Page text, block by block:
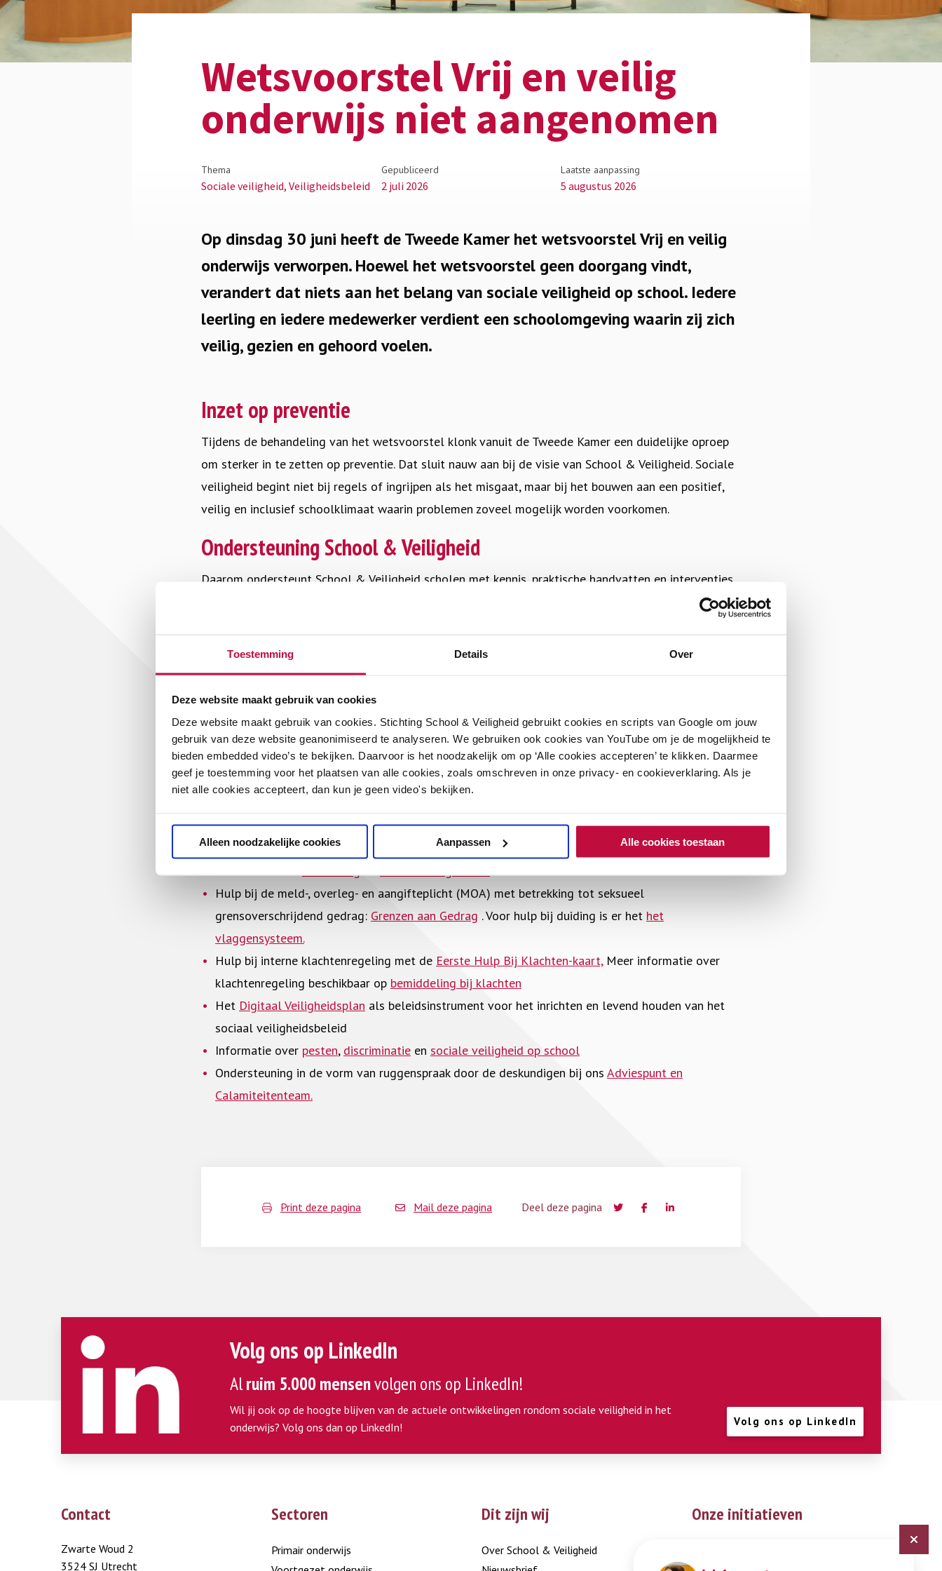
Toestemming Details Over
Deze website maakt gebruik van cookies
Deze website maakt gebruik van cookies. Stichting School & Veiligheid gebruikt cookies en scripts van Google om jouw
gebruik van deze website geanonimiseerd te analyseren. We gebruiken ook cookies van YouTube om je de mogelijkheid te
bieden embedded video’s te bekijken. Daarvoor is het noodzakelijk om op ‘Alle cookies accepteren’ te klikken. Daarmee
geef je toestemming voor het plaatsen van alle cookies, zoals omschreven in onze privacy- en cookieverklaring. Als je
niet alle cookies accepteert, dan kun je geen video's bekijken.
Alleen noodzakelijke cookies Aanpassen Alle cookies toestaan
Wetsvoorstel Vrij en veilig
onderwijs niet aangenomen
Thema
Sociale veiligheid, Veiligheidsbeleid
Gepubliceerd
2 juli 2026
Laatste aanpassing
5 augustus 2026
Op dinsdag 30 juni heeft de Tweede Kamer het wetsvoorstel Vrij en veilig
onderwijs verworpen. Hoewel het wetsvoorstel geen doorgang vindt,
verandert dat niets aan het belang van sociale veiligheid op school. Iedere
leerling en iedere medewerker verdient een schoolomgeving waarin zij zich
veilig, gezien en gehoord voelen.
Inzet op preventie
Tijdens de behandeling van het wetsvoorstel klonk vanuit de Tweede Kamer een duidelijke oproep
om sterker in te zetten op preventie. Dat sluit nauw aan bij de visie van School & Veiligheid. Sociale
veiligheid begint niet bij regels of ingrijpen als het misgaat, maar bij het bouwen aan een positief,
veilig en inclusief schoolklimaat waarin problemen zoveel mogelijk worden voorkomen.
Ondersteuning School & Veiligheid
Daarom ondersteunt School & Veiligheid scholen met kennis, praktische handvatten en interventies
die bijdragen aan duurzame sociale veiligheid. Samen werken we aan scholen waar preventie de
Meer informatie over de huidige wetgeving:
Wetgeving sociale veiligheid in het onderwijs MBO
School & Veiligheid helpt nu al o.a. met:
VOenvoor MBO
E-learning vertrouwenspersonen
Handreiking voor vertrouwenspersonen als naslagwerk
Hulp bij de meld-, overleg- en aangifteplicht (MOA) met betrekking tot seksueel
grensoverschrijdend gedrag: Grenzen aan Gedrag . Voor hulp bij duiding is er het het
vlaggensysteem.
Hulp bij interne klachtenregeling met de Eerste Hulp Bij Klachten-kaart,Meer informatie over
klachtenregeling beschikbaar op bemiddeling bij klachten
Het Digitaal Veiligheidsplan als beleidsinstrument voor het inrichten en levend houden van het
sociaal veiligheidsbeleid
Informatie over pesten, discriminatie en sociale veiligheid op school
Ondersteuning in de vorm van ruggenspraak door de deskundigen bij ons Adviespunt en
Calamiteitenteam.
Print deze pagina Mail deze pagina Deel deze pagina
Volg ons op LinkedIn
Alruim 5.000 mensenvolgen ons op LinkedIn!
Wil jij ook op de hoogte blijven van de actuele ontwikkelingen rondom sociale veiligheid in het
onderwijs? Volg ons dan op LinkedIn!
Volg ons op LinkedIn
Contact
Zwarte Woud 2
3524 SJ Utrecht
Sectoren
Primair onderwijs
Dit zijn wij
Over School & Veiligheid
Onze initiatieven